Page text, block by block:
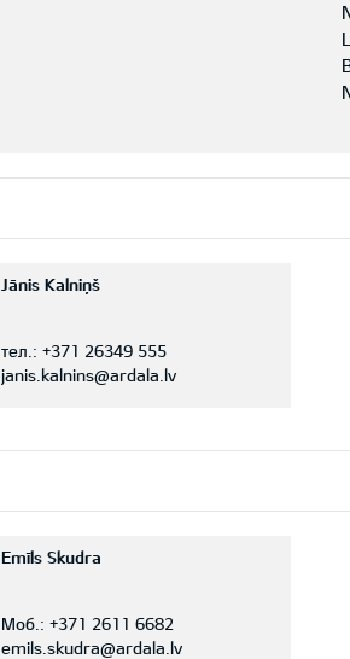
Jānis Kalniņš
тел.: +371 26349 555
janis.kalnins@ardala.lv
Emīls Skudra
Моб.: +371 2611 6682
emils.skudra@ardala.lv